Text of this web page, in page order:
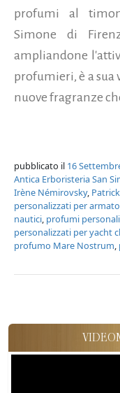
profumi al
Simone di
ampliandone
profumieri, è a sua
nuove fragranze
pubblicato il 16
Antica Erboristeria San
Irène Némirovsky,
personalizzati per
nautici, profumi
personalizzati per yacht
profumo Mare Nostrum,